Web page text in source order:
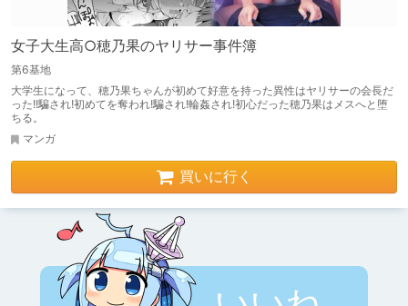
女子大生高○穂乃果のヤリサー事件簿
第6基地
大学生になって、穂乃果ちゃんが初めて好意を持った異性はヤリサーの会長だ
った!!騙され!初めてを奪われ!騙され!輪姦され!初心だった穂乃果はメスへと堕
ちる。
マンガ
買いに行く